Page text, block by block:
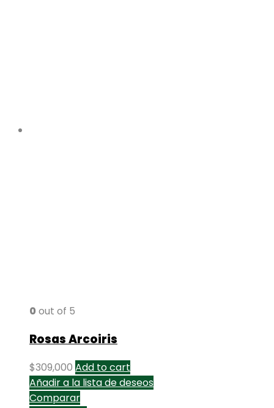
0 out of 5
Rosas Arcoiris
$309,000 Add to cart
Añadir a la lista de deseos
Comparar